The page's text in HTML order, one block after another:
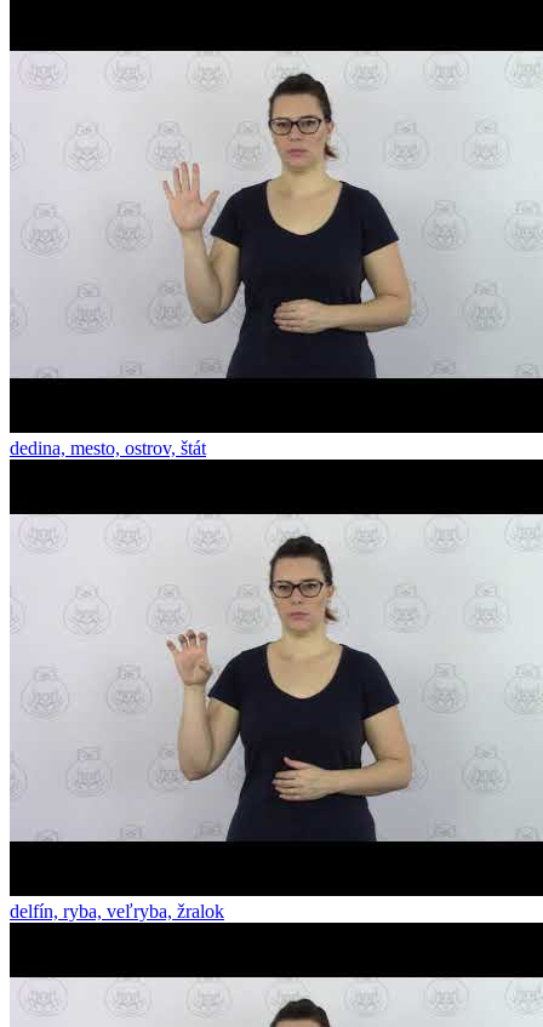
dedina, mesto, ostrov, štát
delfín, ryba, veľryba, žralok